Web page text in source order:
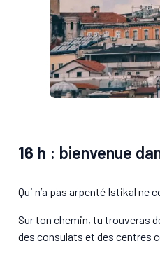
16 h : bienvenue
Qui n’a pas arpenté Istikal ne
Sur ton chemin, tu trouveras
des consulats et des centres